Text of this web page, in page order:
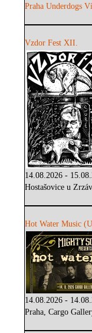
Praha Underdogs
Vzdor Fest XII.
14.08.2026 -
Hostašovice u
Hot Water Music
14.08.2026 -
Praha, Cargo